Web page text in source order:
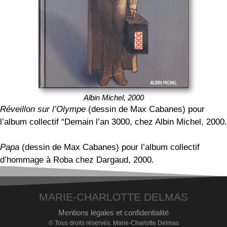
Albin Michel, 2000
Réveillon sur l’Olympe (dessin de Max Cabanes) pour
l’album collectif “Demain l’an 3000, chez Albin Michel, 2000.
Papa (dessin de Max Cabanes) pour l’album collectif
d’hommage à Roba chez Dargaud, 2000.
MARIE-CHARLOTTE DELMAS
Mentions légales et confidentialité
© Tous droits réservés. Marie-Charlotte Delmas